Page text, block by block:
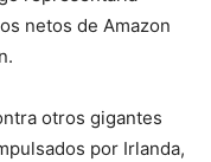
netos de Amazon
otros gigantes
por Irlanda,